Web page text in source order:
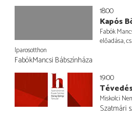
18:00
Kapós
Fabók
előadása,
Iparosotthon
FabókMancsi Bábszínháza
19:00
Miskolci
Szatmári